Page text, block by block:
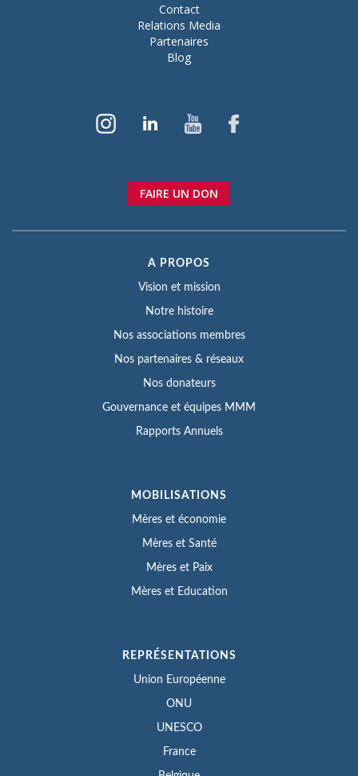
Contact
Relations Media
Partenaires
Blog
FAIRE UN DON
A PROPOS
Vision et mission
Notre histoire
Nos associations membres
Nos partenaires & réseaux
Nos donateurs
Gouvernance et équipes MMM
Rapports Annuels
MOBILISATIONS
Mères et économie
Mères et Santé
Mères et Paix
Mères et Education
REPRÉSENTATIONS
Union Européenne
ONU
UNESCO
France